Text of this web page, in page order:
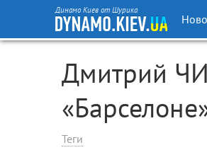
Динамо Киев от Шурика
Дмитрий
Теги